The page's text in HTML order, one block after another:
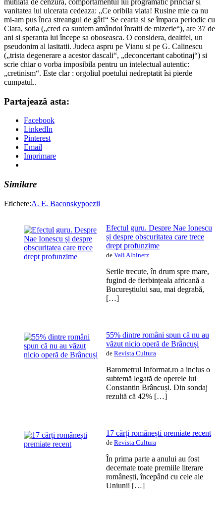
vanitatea lui ulcerata cedeaza: „Ce oribila viata! Rusine mie ca nu
mi-am pus înca streangul de gât!“ Se cearta si se împaca periodic cu
Clara, sotia („cred ca suntem amândoi înraiti de mizerie“), are 37 de
ani si speranta lui începe sa oboseasca. O considera, dealtfel, un
pseudonim al lasitatii. Judeca aspru pe Vianu si pe G. Calinescu
(„trista degenerare a acestor dascali“, „deconcertant cabotinaj“) si
scrie chiar o vorba imposibila pentru un intelectual autentic:
„cretinism“. Este clar : orgoliul poetului nedreptatit îsi pierde
cumpatul..
Partajează asta:
Facebook
LinkedIn
Pinterest
Email
Imprimare
Similare
Etichete:A. E. Baconskypoezii
Efectul guru. Despre Nae Ionescu
și despre obscuritatea care trece
drept profunzime
de Vali Albinetz
Serile trecute, în drum spre mare,
fugind de fierbințeala africană a
Bucureștiului sau, mai degrabă,
[…]
55% dintre români spun că nu au
văzut nicio operă de Brâncuși
de Revista Cultura
Barometrul Informat.ro a inclus o
subtemă legată de operele lui
Constantin Brâncuși. Din sondaj
rezultă că 42% […]
17 cărți românești premiate recent
de Revista Cultura
În prima parte a anului au fost
decernate toate premiile literare
românești, începând cu cele ale
Uniunii […]